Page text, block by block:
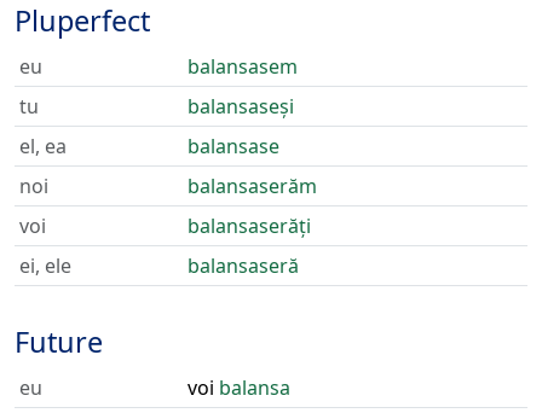
Pluperfect
eu
balansasem
tu
balansaseși
el, ea
balansase
noi
balansaserăm
voi
balansaserăți
ei, ele
balansaseră
Future
eu voi balansa